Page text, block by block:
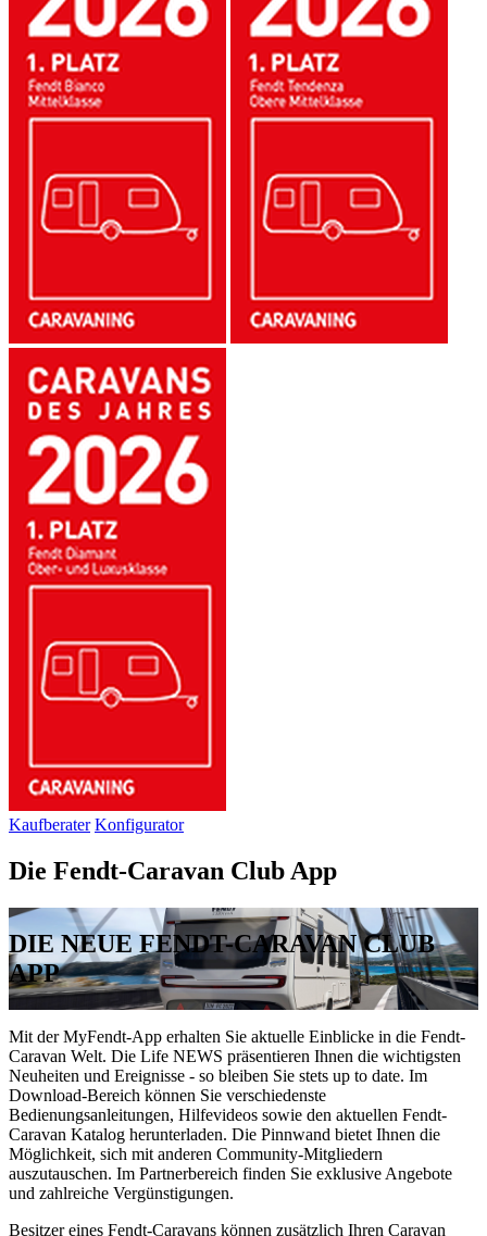
Kaufberater Konfigurator
Die Fendt-Caravan Club App
DIE NEUE FENDT-CARAVAN CLUB
APP
Mit der MyFendt-App erhalten Sie aktuelle Einblicke in die Fendt-
Caravan Welt. Die Life NEWS präsentieren Ihnen die wichtigsten
Neuheiten und Ereignisse - so bleiben Sie stets up to date. Im
Download-Bereich können Sie verschiedenste
Bedienungsanleitungen, Hilfevideos sowie den aktuellen Fendt-
Caravan Katalog herunterladen. Die Pinnwand bietet Ihnen die
Möglichkeit, sich mit anderen Community-Mitgliedern
auszutauschen. Im Partnerbereich finden Sie exklusive Angebote
und zahlreiche Vergünstigungen.
Besitzer eines Fendt-Caravans können zusätzlich Ihren Caravan